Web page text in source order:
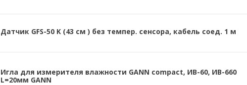
Датчик GFS-50 K (43 см ) без темпер. сенсора, кабель соед. 1 м
Игла для измерителя влажности GANN compact, ИВ-60, ИВ-660
L=20мм GANN